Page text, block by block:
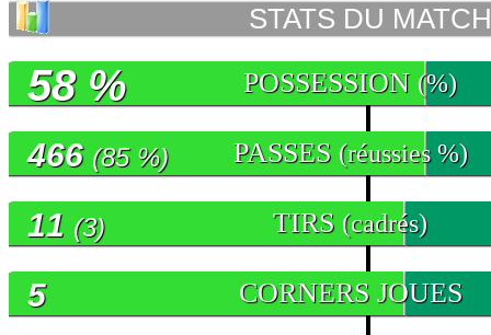
STATS DU MATCH
POSSESSION (%)
58 %
PASSES (réussies %)
466 (85 %)
TIRS (cadrés)
11 (3)
CORNERS JOUES
5